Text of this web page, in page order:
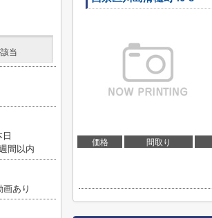
価格 間取り
当
日
間以内
画あり